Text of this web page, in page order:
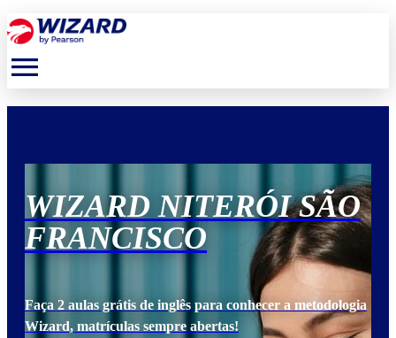
menu
WIZARD NITERÓI SÃO
FRANCISCO
Faça 2 aulas grátis de inglês para conhecer a metodologia
Wizard, matrículas sempre abertas!